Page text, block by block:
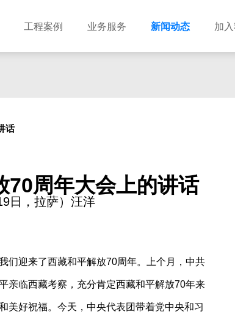
工程案例 业务服务 新闻动态 加
话
70周年大会上的讲话
日，拉萨）汪洋
迎来了西藏和平解放70周年。上个月，中共
亲临西藏考察，充分肯定西藏和平解放70年来
美好祝福。今天，中央代表团带着党中央和习